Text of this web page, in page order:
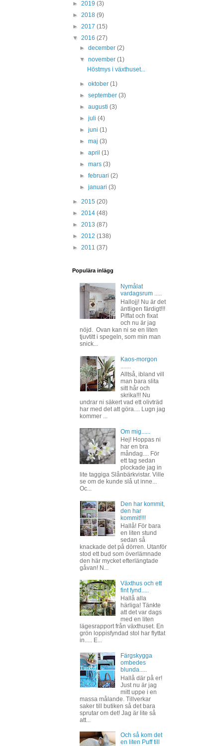
► 2019 (3)
► 2018 (9)
► 2017 (15)
▼ 2016 (27)
►december(2)
▼november(1)
Höstmys i växthuset...
►oktober(1)
►september(3)
►augusti(3)
►juli(4)
►juni(1)
►maj(3)
►april(1)
►mars(3)
►februari(2)
►januari(3)
► 2015 (20)
► 2014 (48)
► 2013 (87)
► 2012 (138)
► 2011 (37)
Populära inlägg
Nymålat
vardagsrum .....
Hallojj! Nu är det
äntligen färdigt!!!
Piffat och fixat
och nu är jag
nöjd. Ovan kan ni se en liten
tjuvtitt i spegeln, som min man
snick...
Kaos-morgon
Alltså, ibland vill
man bara slita
sitt hår och
skrika!!! Nu
undrar ni säkert vad ett olivträd
har med det att göra.... Lugn jag
kommer ...
Om mig......
Hej! Hoppas ni
har en bra
måndag.... För
ett tag sedan
plockade jag in
lite taggiga Slånbärkvistar. Ville
se om de kunde slå ut inne...
Oc...
Den har kommit,
den har
kommit!!!!
Hallå! För bara
en liten stund
sedan så
knackade det på dörren. Utanför
stod ett bud som överlämnade
den här mycket efterlängtade
gåvan! N...
Växthus och ett
fint fynd.....
Hallå alla
härliga! Tänkte
att det var dags
med en liten
lägesrapport från växthuset. En
grön loppisfyndad stol har flyttat
in..... E...
Färgskygga
ombedes
blunda.....
Hallå där på er!
Just nu är jag
mitt uppe i en
massa målande. Tillverkar
saker till butiken så det bara
sprutar om det! Jag är lite så
att...
Och så kom det
en liten Puff till